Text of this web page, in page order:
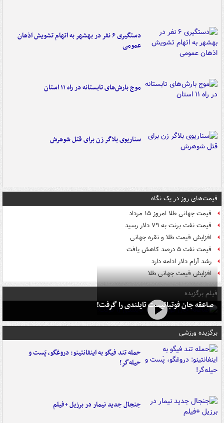
دستگیری ۶ نفر در بهشهر به اتهام تشویش اذهان
عمومی
موج بارش‌های تابستانه در راه ۱۱ استان
سناریوی بلاگر زن برای قتل شوهرش
قیمت‌های روز در یک نگاه
قیمت جهانی طلا امروز ۱۵ مرداد
قیمت نفت برنت به ۷۹ دلار رسید
افزایش قیمت طلا و نقره جهانی
قیمت نفت ۵ درصد کاهش یافت
رشد آرام دلار ادامه دارد
افزایش قیمت جهانی طلا
فیلم برگزیده
صاعقه جان فوتبالیست تایلندی را گرفت!
برگزیده ورزشی
حمله تند فیگو به اینفانتینو: دروغگو، پَست‌ و
حیله‌گر!
جنجال جدید نیمار در برزیل +فیلم